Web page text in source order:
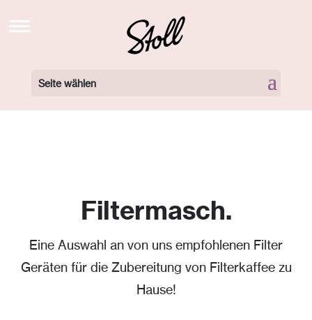
Seite wählen
Filtermasch.
Eine Auswahl an von uns empfohlenen Filter
Geräten für die Zubereitung von Filterkaffee zu
Hause!
STOLL’S BREW SCHOOL TV
ÜBER UNS